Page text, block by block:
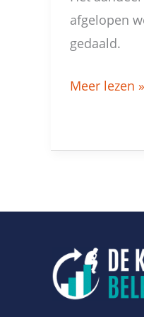
afgelopen
gedaald.
Meer lezen »